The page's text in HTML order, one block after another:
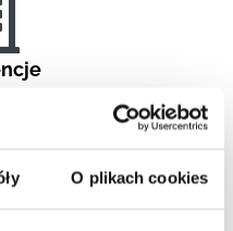
O plikach cookies